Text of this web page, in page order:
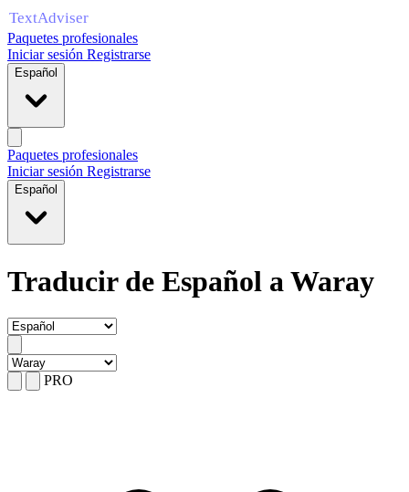
Paquetes profesionales
Iniciar sesión Registrarse
Español
Paquetes profesionales
Iniciar sesión Registrarse
Español
Traducir de Español a Waray
PRO